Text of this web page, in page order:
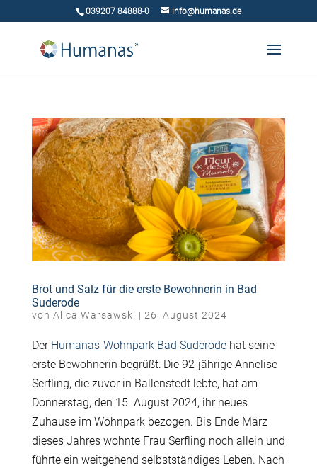
039207 84888-0 info@humanas.de
Brot und Salz für die erste Bewohnerin in Bad
Suderode
von Alica Warsawski | 26. August 2024
DerHumanas-Wohnpark Bad Suderodehat seine
erste Bewohnerin begrüßt: Die 92-jährige Annelise
Serfling, die zuvor in Ballenstedt lebte, hat am
Donnerstag, den 15. August 2024, ihr neues
Zuhause im Wohnpark bezogen. Bis Ende März
dieses Jahres wohnte Frau Serfling noch allein und
führte ein weitgehend selbstständiges Leben. Nach